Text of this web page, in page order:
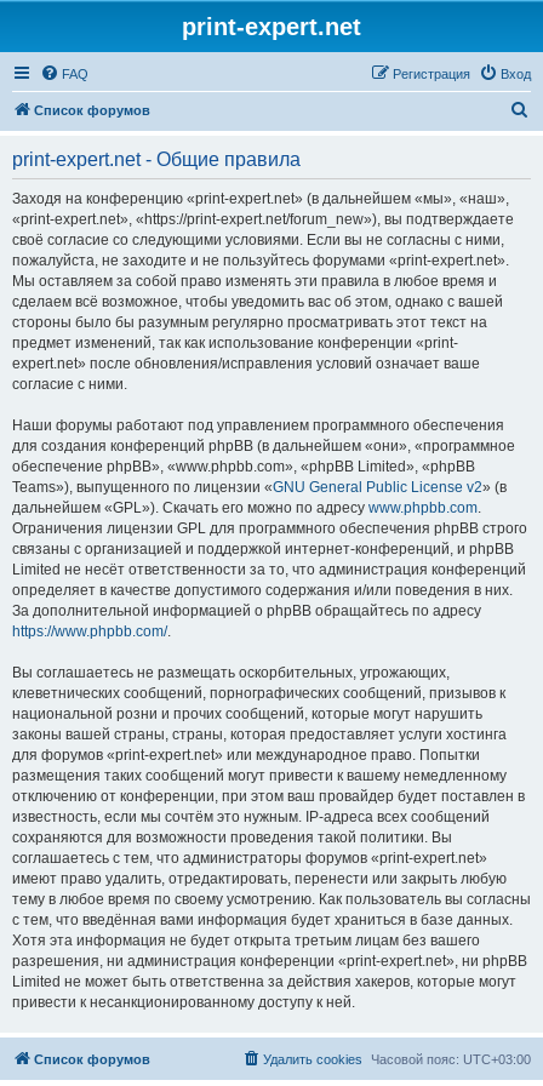
print-expert.net
FAQ Вход
Регистрация
Список форумов
print-expert.net - Общие правила
Заходя на конференцию «print-expert.net» (в дальнейшем «мы», «наш»,
«print-expert.net», «https://print-expert.net/forum_new»), вы подтверждаете
своё согласие со следующими условиями. Если вы не согласны с ними,
пожалуйста, не заходите и не пользуйтесь форумами «print-expert.net».
Мы оставляем за собой право изменять эти правила в любое время и
сделаем всё возможное, чтобы уведомить вас об этом, однако с вашей
стороны было бы разумным регулярно просматривать этот текст на
предмет изменений, так как использование конференции «print-
expert.net» после обновления/исправления условий означает ваше
согласие с ними.
Наши форумы работают под управлением программного обеспечения
для создания конференций phpBB (в дальнейшем «они», «программное
обеспечение phpBB», «www.phpbb.com», «phpBB Limited», «phpBB
Teams»), выпущенного по лицензии «GNU General Public License v2» (в
дальнейшем «GPL»). Скачать его можно по адресу www.phpbb.com.
Ограничения лицензии GPL для программного обеспечения phpBB строго
связаны с организацией и поддержкой интернет-конференций, и phpBB
Limited не несёт ответственности за то, что администрация конференций
определяет в качестве допустимого содержания и/или поведения в них.
За дополнительной информацией о phpBB обращайтесь по адресу
https://www.phpbb.com/.
Вы соглашаетесь не размещать оскорбительных, угрожающих,
клеветнических сообщений, порнографических сообщений, призывов к
национальной розни и прочих сообщений, которые могут нарушить
законы вашей страны, страны, которая предоставляет услуги хостинга
для форумов «print-expert.net» или международное право. Попытки
размещения таких сообщений могут привести к вашему немедленному
отключению от конференции, при этом ваш провайдер будет поставлен в
известность, если мы сочтём это нужным. IP-адреса всех сообщений
сохраняются для возможности проведения такой политики. Вы
соглашаетесь с тем, что администраторы форумов «print-expert.net»
имеют право удалить, отредактировать, перенести или закрыть любую
тему в любое время по своему усмотрению. Как пользователь вы согласны
с тем, что введённая вами информация будет храниться в базе данных.
Хотя эта информация не будет открыта третьим лицам без вашего
разрешения, ни администрация конференции «print-expert.net», ни phpBB
Limited не может быть ответственна за действия хакеров, которые могут
привести к несанкционированному доступу к ней.
Список форумов Часовой пояс: UTC+03:00
Удалить cookies